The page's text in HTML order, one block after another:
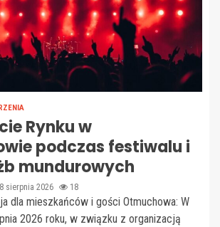
Rynku w
podczas festiwalu i
mundurowych
8 sierpnia 2026 18
dla mieszkańców i gości Otmuchowa: W
2026 roku, w związku z organizacją